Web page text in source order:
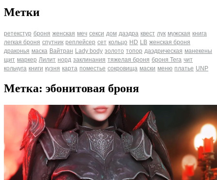
Метки
ретекстур броня женская меч секси дом даэдра квест лук мужская книга
легкая броня спутник реплейсер сет кольцо HD LB женская броня
драконья маска Вайтран Lady body золото топор даэдрическая манекены
щит маркер Лилит норд заклинания тяжелая броня броня Tera чит
кольчуга книги кузня карта поместье сокровища маски меню платье UNP
Метка: эбонитовая броня